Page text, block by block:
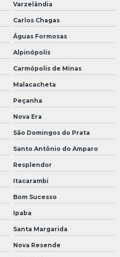
Varzelândia
Carlos Chagas
Águas Formosas
Alpinópolis
Carmópolis de Minas
Malacacheta
Peçanha
Nova Era
São Domingos do Prata
Santo Antônio do Amparo
Resplendor
Itacarambi
Bom Sucesso
Ipaba
Santa Margarida
Nova Resende